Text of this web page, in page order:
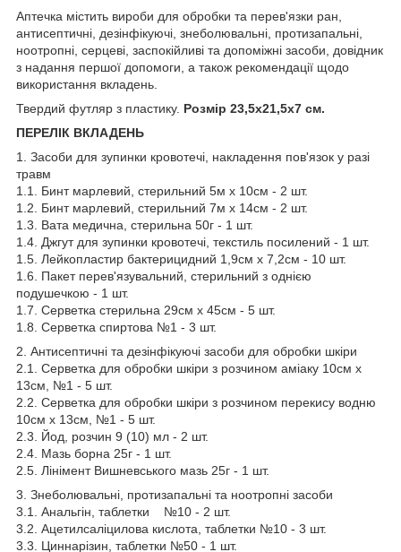
Аптечка містить вироби для обробки та перев'язки ран,
антисептичні, дезінфікуючі, знеболювальні, протизапальні,
ноотропні, серцеві, заспокійливі та допоміжні засоби, довідник
з надання першої допомоги, а також рекомендації щодо
використання вкладень.
Твердий футляр з пластику. Розмір 23,5х21,5х7 см.
ПЕРЕЛІК ВКЛАДЕНЬ
1. Засоби для зупинки кровотечі, накладення пов'язок у разі
травм
1.1. Бинт марлевий, стерильний 5м х 10см - 2 шт.
1.2. Бинт марлевий, стерильний 7м х 14см - 2 шт.
1.3. Вата медична, стерильна 50г - 1 шт.
1.4. Джгут для зупинки кровотечі, текстиль посилений - 1 шт.
1.5. Лейкопластир бактерицидний 1,9см х 7,2см - 10 шт.
1.6. Пакет перев'язувальний, стерильний з однією
подушечкою - 1 шт.
1.7. Серветка стерильна 29см х 45см - 5 шт.
1.8. Серветка спиртова №1 - 3 шт.
2. Антисептичні та дезінфікуючі засоби для обробки шкіри
2.1. Серветка для обробки шкіри з розчином аміаку 10см х
13см, №1 - 5 шт.
2.2. Серветка для обробки шкіри з розчином перекису водню
10см х 13см, №1 - 5 шт.
2.3. Йод, розчин 9 (10) мл - 2 шт.
2.4. Мазь борна 25г - 1 шт.
2.5. Лінімент Вишневського мазь 25г - 1 шт.
3. Знеболювальні, протизапальні та ноотропні засоби
3.1. Анальгін, таблетки №10 - 2 шт.
3.2. Ацетилсаліцилова кислота, таблетки №10 - 3 шт.
3.3. Циннарізин, таблетки №50 - 1 шт.